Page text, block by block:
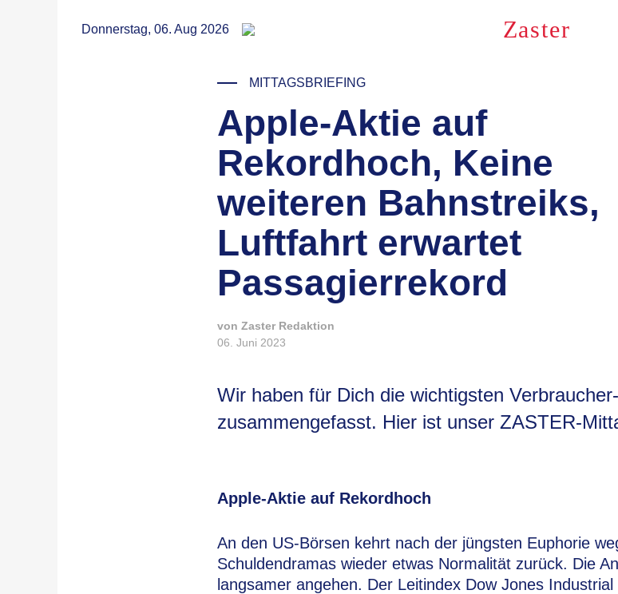
Donnerstag, 06. Aug 2026 RSS Zaster
© Denis Cherkashin / Unsplash
MITTAGSBRIEFING
Apple-Aktie auf
Rekordhoch, Keine
weiteren Bahnstreiks,
Luftfahrt erwartet
Passagierrekord
von Zaster Redaktion
06. Juni 2023
Wir haben für Dich die wichtigsten
zusammengefasst. Hier ist unser ZASTER-
Apple-Aktie auf Rekordhoch
An den US-Börsen kehrt nach der jüngsten Euphorie
Schuldendramas wieder etwas Normalität zurück. Die
langsamer angehen. Der Leitindex Dow Jones